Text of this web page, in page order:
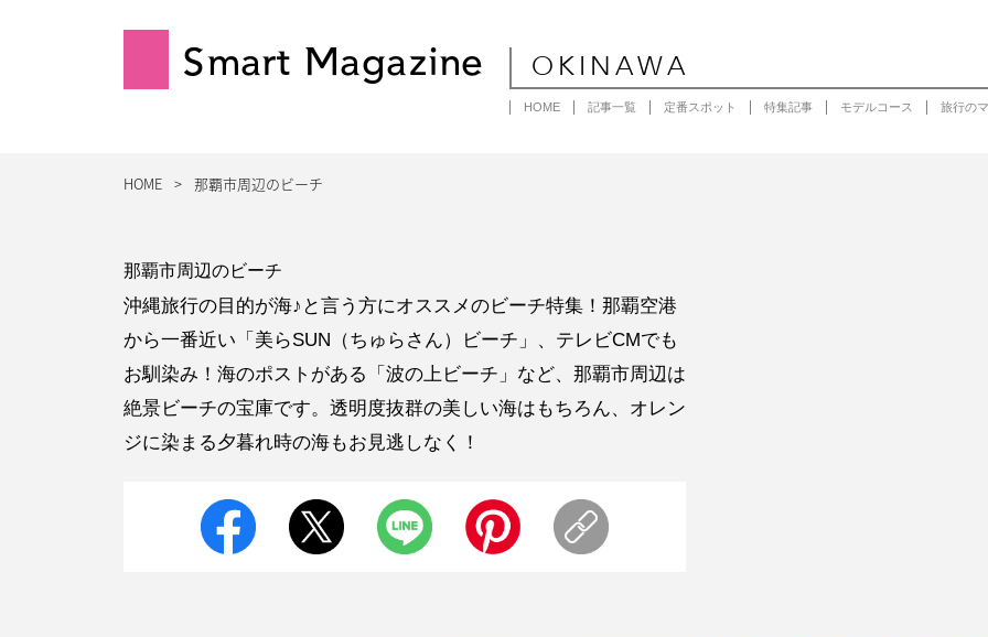
Smart Magazine OKINAWA
HOME 記事一覧 定番スポット 特集記事 モデルコース 旅行の
HOME 那覇市周辺のビーチ
那覇市周辺のビーチ
沖縄旅行の目的が海♪と言う方にオススメのビーチ特集！那覇空港
から一番近い「美らSUN（ちゅらさん）ビーチ」、テレビCMでも
お馴染み！海のポストがある「波の上ビーチ」など、那覇市周辺は
絶景ビーチの宝庫です。透明度抜群の美しい海はもちろん、オレン
ジに染まる夕暮れ時の海もお見逃しなく！